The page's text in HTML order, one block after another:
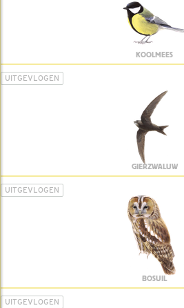
KOOLMEES
UITGEVLOGEN
GIERZWALUW
UITGEVLOGEN
BOSUIL
UITGEVLOGEN